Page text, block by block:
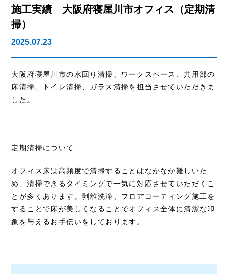
施工実績 大阪府寝屋川市オフィス（定期清
掃）
2025.07.23
大阪府寝屋川市の水回り清掃、ワークスペース、共用部の
床清掃、トイレ清掃、ガラス清掃を担当させていただきま
した。
定期清掃について
オフィス床は高頻度で清掃することはなかなか難しいた
め、清掃できるタイミングで一気に対応させていただくこ
とが多くあります。剥離洗浄、フロアコーティング施工を
することで床が美しくなることでオフィス全体に清潔な印
象を与えるお手伝いをしております。